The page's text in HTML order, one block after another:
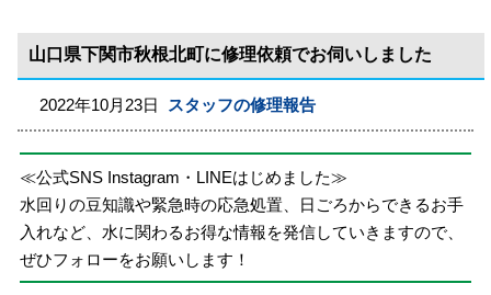
山口県下関市秋根北町に修理依頼でお伺いしました
2022年10月23日 スタッフの修理報告
≪公式SNS Instagram・LINEはじめました≫
水回りの豆知識や緊急時の応急処置、日ごろからできるお手
入れなど、水に関わるお得な情報を発信していきますので、
ぜひフォローをお願いします！